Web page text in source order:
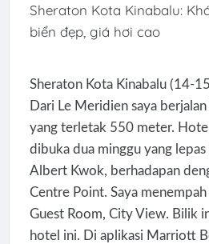
Sheraton Kota Kinabalu:
biển đẹp, giá hơi cao
Sheraton Kota Kinabalu (14-
Dari Le Meridien saya
yang terletak 550 meter.
dibuka dua minggu yang
Albert Kwok, berhadapan
Centre Point. Saya
Guest Room, City View. Bilik
hotel ini. Di aplikasi Marriott